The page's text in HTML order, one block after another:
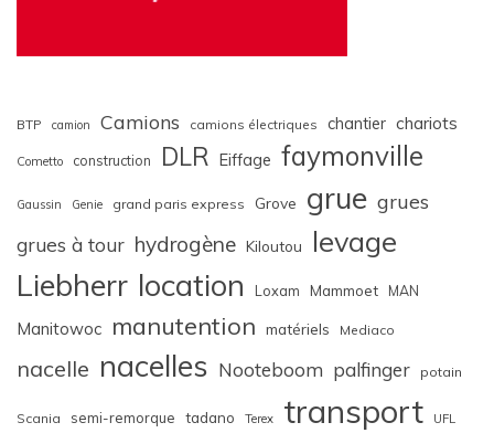
BTP camion Camions camions électriques chantier chariots
Cometto construction DLR Eiffage faymonville
Gaussin Genie grand paris express Grove grue grues
grues à tour hydrogène Kiloutou levage
Liebherr location Loxam Mammoet MAN
Manitowoc manutention matériels Mediaco
nacelle nacelles Nooteboom palfinger potain
Scania semi-remorque tadano Terex transport UFL